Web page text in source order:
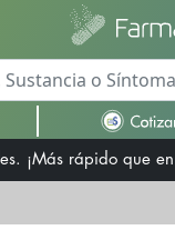
¡Más rápido que